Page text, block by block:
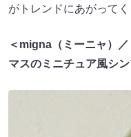
がトレンドにあがって
＜migna（ミーニャ）
マスのミニチュア風シ